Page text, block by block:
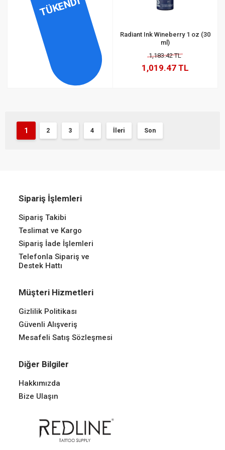
TÜKENDİ
Radiant Ink Wineberry 1 oz (30
ml)
1,183.42 TL
1,019.47 TL
1 2 3 4 İleri Son
Sipariş İşlemleri
Sipariş Takibi
Teslimat ve Kargo
Sipariş İade İşlemleri
Telefonla Sipariş ve
Destek Hattı
Müşteri Hizmetleri
Gizlilik Politikası
Güvenli Alışveriş
Mesafeli Satış Sözleşmesi
Diğer Bilgiler
Hakkımızda
Bize Ulaşın